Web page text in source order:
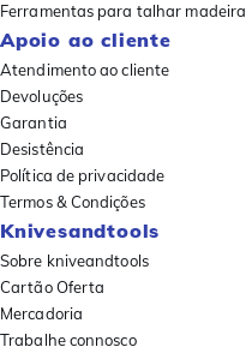
Ferramentas para talhar madeira
Apoio ao cliente
Atendimento ao cliente
Devoluções
Garantia
Desistência
Política de privacidade
Termos & Condições
Knivesandtools
Sobre kniveandtools
Cartão Oferta
Mercadoria
Trabalhe connosco